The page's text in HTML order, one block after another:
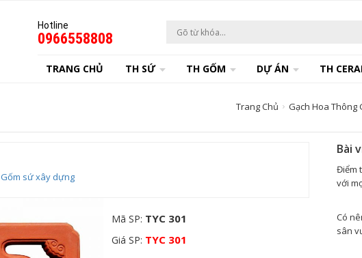
Hotline
0966558808
TRANG CHỦ TH SỨ TH GỐM DỰ ÁN TH
Trang Chủ Gạch Hoa Thông
Gốm sứ xây dựng
Mã SP: TYC 301
Giá SP: TYC 301
Bài
Điểm
với
Có
sân